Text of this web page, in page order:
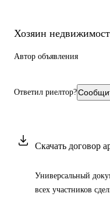
Хозяин
Автор объявления
Ответил риелтор?
Скачать договор
Универсальный
всех участников